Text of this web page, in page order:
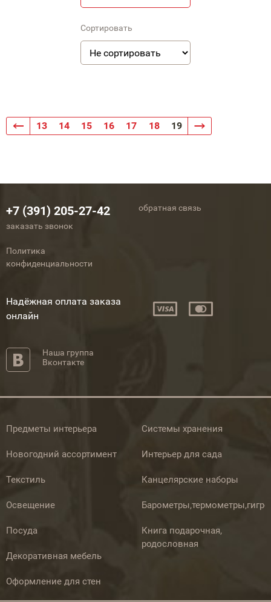
13 14 15 16 17 18 19
Сортировать
+7 (391) 205-27-42
заказать звонок
обратная связь
Политика
конфиденциальности
Надёжная оплата заказа
онлайн
Наша группа
Вконтакте
Предметы интерьера
Новогодний ассортимент
Текстиль
Освещение
Посуда
Декоративная мебель
Оформление для стен
Системы хранения
Интерьер для сада
Канцелярские наборы
Книга подарочная,
родословная